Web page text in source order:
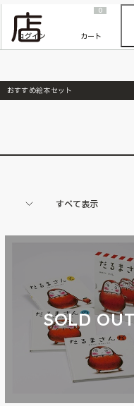
『ONE PIECE magazine 021 ONE PIECEカード付き同梱版』発売延期のご案内
ログイン
0
カート
おすすめ絵本セット
すべて表示
SOLD